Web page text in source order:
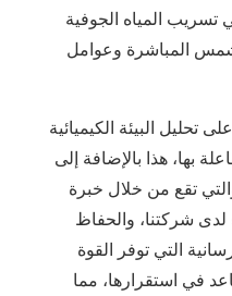
تسريب المياه الجوفية
المباشرة وعوامل
البيئة الكيميائية
بها، هذا بالإضافة إلى
تقع من خلال خبرة
لدى شركتنا، والحفاظ
التي توفر القوة
في استقرارها، مما